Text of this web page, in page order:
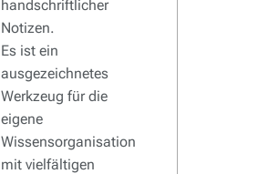
handschriftlicher
Notizen.
Es ist ein
ausgezeichnetes
Werkzeug für die
eigene
Wissensorganisation
mit vielfältigen